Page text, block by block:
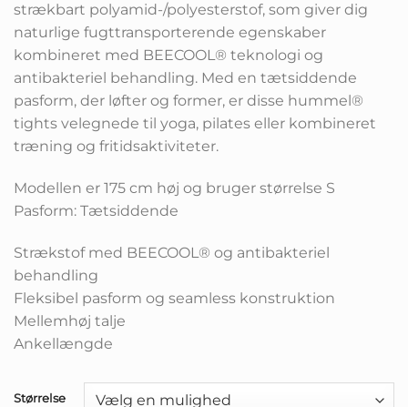
var:
kr.249,00.
er:
kr.199,00.
strækbart polyamid-/polyesterstof, som giver dig
naturlige fugttransporterende egenskaber
kombineret med BEECOOL® teknologi og
antibakteriel behandling. Med en tætsiddende
pasform, der løfter og former, er disse hummel®
tights velegnede til yoga, pilates eller kombineret
træning og fritidsaktiviteter.
Modellen er 175 cm høj og bruger størrelse S
Pasform: Tætsiddende
Strækstof med BEECOOL® og antibakteriel
behandling
Fleksibel pasform og seamless konstruktion
Mellemhøj talje
Ankellængde
Størrelse